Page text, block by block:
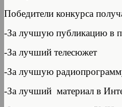
Победители конкурса
-За лучшую публикацию в
-За лучший телесюжет
-За лучшую
-За лучший материал в